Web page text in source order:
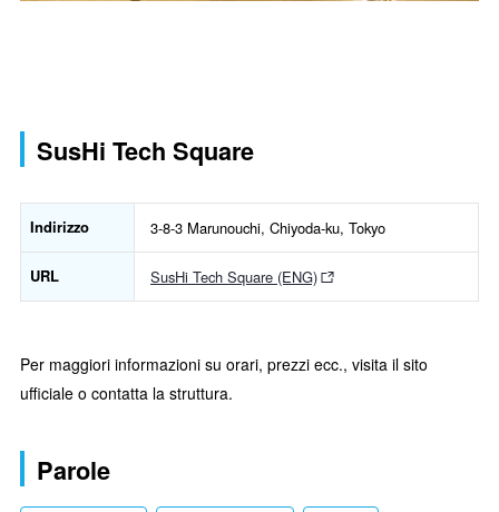
SusHi Tech Square
Indirizzo 3-8-3 Marunouchi, Chiyoda-ku, Tokyo
URL SusHi Tech Square (ENG)
Per maggiori informazioni su orari, prezzi ecc., visita il sito
ufficiale o contatta la struttura.
Parole